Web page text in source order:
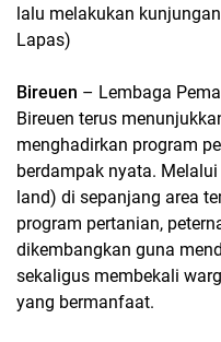
lalu melakukan
Lapas)
Bireuen – Lembaga
Bireuen terus
menghadirkan program
berdampak nyata.
land) di sepanjang area
program pertanian,
dikembangkan guna
sekaligus membekali
yang bermanfaat.